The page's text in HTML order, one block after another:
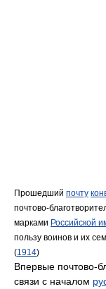
Прошедший почту
почтово-
марками Российской
пользу воинов и их
(1914)
Впервые почтово-
связи с началом